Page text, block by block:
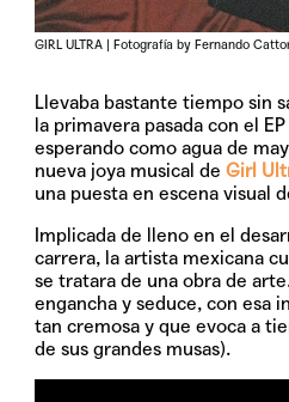
GIRL ULTRA | Fotografía by Fernando
Llevaba bastante tiempo sin
la primavera pasada con el
esperando como agua de
nueva joya musical deGirl
una puesta en escena visual
Implicada de lleno en el
carrera, la artista mexicana
se tratara de una obra de
engancha y seduce, con esa
tan cremosa y que evoca a
de sus grandes musas).